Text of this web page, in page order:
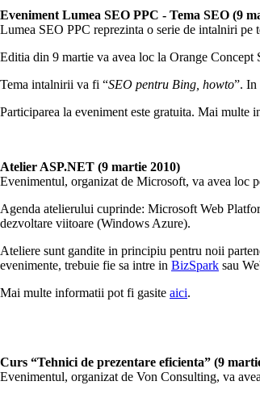
Eveniment Lumea SEO PPC - Tema SEO (9
Lumea SEO PPC reprezinta o serie de intalniri
Editia din 9 martie va avea loc la Orange Concept
Tema intalnirii va fi “SEO pentru Bing, howto”. In
Participarea la eveniment este gratuita. Mai multe
Atelier ASP.NET (9 martie 2010)
Evenimentul, organizat de Microsoft, va avea loc
Agenda atelierului cuprinde: Microsoft Web
dezvoltare viitoare (Windows Azure).
Ateliere sunt gandite in principiu pentru noii
evenimente, trebuie fie sa intre in BizSpark sau
Mai multe informatii pot fi gasite aici.
Curs “Tehnici de prezentare eficienta” (9
Evenimentul, organizat de Von Consulting, va